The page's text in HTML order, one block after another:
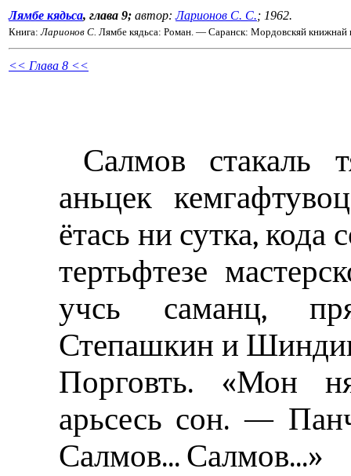
Лямбе кядьса, глава 9; автор:Ларионов С. С.; 1962.
Книга:Ларионов С. Лямбе кядьса: Роман. — Саранск: Мордовскяй книжнай
<< Глава 8 <<
Салмов стакаль
аньцек
ётась ни сутка, кода
тертьфтезе
учсь саманц,
Степашкин и
Порговть. «Мон
арьсесь сон. —
Салмов... Салмов...»